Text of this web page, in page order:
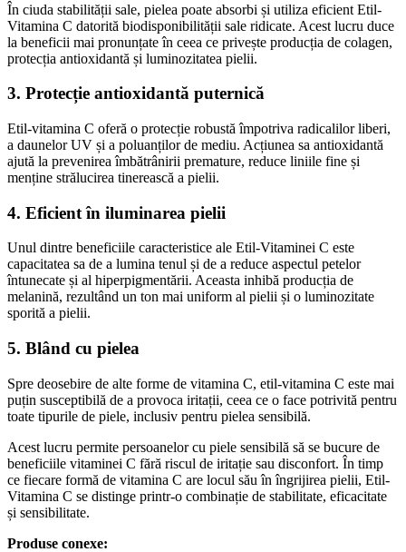
În ciuda stabilității sale, pielea poate absorbi și utiliza eficient Etil-
Vitamina C datorită biodisponibilității sale ridicate. Acest lucru duce
la beneficii mai pronunțate în ceea ce privește producția de colagen,
protecția antioxidantă și luminozitatea pielii.
3. Protecție antioxidantă puternică
Etil-vitamina C oferă o protecție robustă împotriva radicalilor liberi,
a daunelor UV și a poluanților de mediu. Acțiunea sa antioxidantă
ajută la prevenirea îmbătrânirii premature, reduce liniile fine și
menține strălucirea tinerească a pielii.
4. Eficient în iluminarea pielii
Unul dintre beneficiile caracteristice ale Etil-Vitaminei C este
capacitatea sa de a lumina tenul și de a reduce aspectul petelor
întunecate și al hiperpigmentării. Aceasta inhibă producția de
melanină, rezultând un ton mai uniform al pielii și o luminozitate
sporită a pielii.
5. Blând cu pielea
Spre deosebire de alte forme de vitamina C, etil-vitamina C este mai
puțin susceptibilă de a provoca iritații, ceea ce o face potrivită pentru
toate tipurile de piele, inclusiv pentru pielea sensibilă.
Acest lucru permite persoanelor cu piele sensibilă să se bucure de
beneficiile vitaminei C fără riscul de iritație sau disconfort. În timp
ce fiecare formă de vitamina C are locul său în îngrijirea pielii, Etil-
Vitamina C se distinge printr-o combinație de stabilitate, eficacitate
și sensibilitate.
Produse conexe: